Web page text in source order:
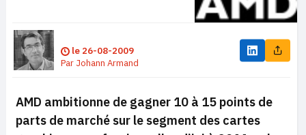
le 26-08-2009
Par Johann Armand
AMD ambitionne de gagner 10 à 15 points de
parts de marché sur le segment des cartes